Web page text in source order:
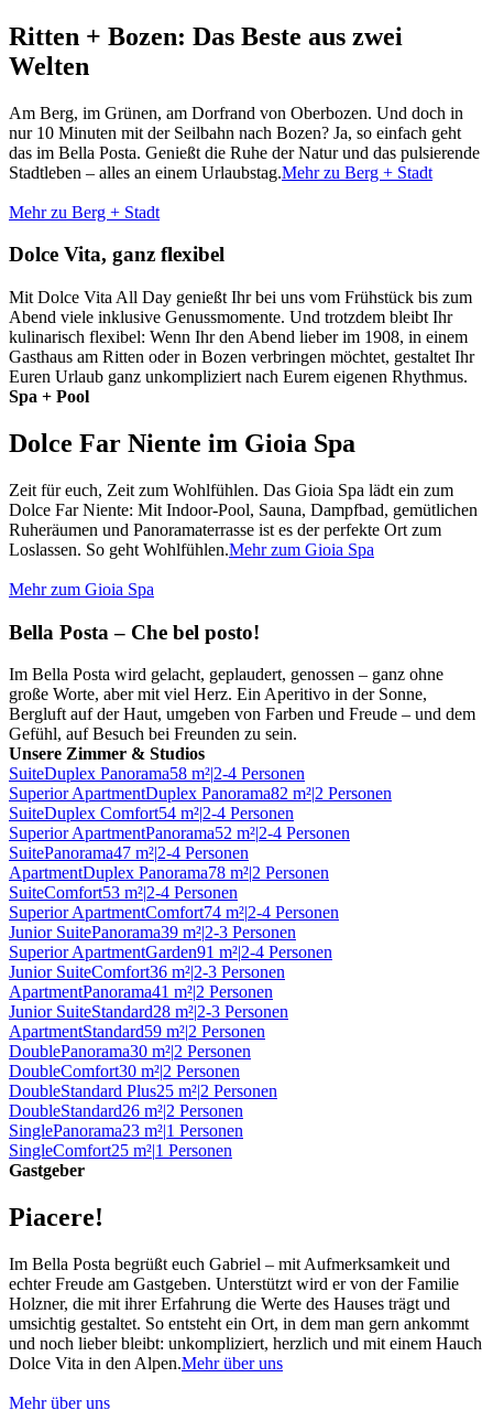
Ritten + Bozen: Das Beste aus zwei
Welten
Am Berg, im Grünen, am Dorfrand von Oberbozen. Und doch in
nur 10 Minuten mit der Seilbahn nach Bozen? Ja, so einfach geht
das im Bella Posta. Genießt die Ruhe der Natur und das pulsierende
Stadtleben – alles an einem Urlaubstag.Mehr zu Berg + Stadt
Mehr zu Berg + Stadt
Dolce Vita, ganz flexibel
Mit Dolce Vita All Day genießt Ihr bei uns vom Frühstück bis zum
Abend viele inklusive Genussmomente. Und trotzdem bleibt Ihr
kulinarisch flexibel: Wenn Ihr den Abend lieber im 1908, in einem
Gasthaus am Ritten oder in Bozen verbringen möchtet, gestaltet Ihr
Euren Urlaub ganz unkompliziert nach Eurem eigenen Rhythmus.
Spa + Pool
Dolce Far Niente im Gioia Spa
Zeit für euch, Zeit zum Wohlfühlen. Das Gioia Spa lädt ein zum
Dolce Far Niente: Mit Indoor-Pool, Sauna, Dampfbad, gemütlichen
Ruheräumen und Panoramaterrasse ist es der perfekte Ort zum
Loslassen. So geht Wohlfühlen.Mehr zum Gioia Spa
Mehr zum Gioia Spa
Bella Posta – Che bel posto!
Im Bella Posta wird gelacht, geplaudert, genossen – ganz ohne
große Worte, aber mit viel Herz. Ein Aperitivo in der Sonne,
Bergluft auf der Haut, umgeben von Farben und Freude – und dem
Gefühl, auf Besuch bei Freunden zu sein.
Unsere Zimmer & Studios
SuiteDuplex Panorama58 m²|2-4 Personen
Superior ApartmentDuplex Panorama82 m²|2 Personen
SuiteDuplex Comfort54 m²|2-4 Personen
Superior ApartmentPanorama52 m²|2-4 Personen
SuitePanorama47 m²|2-4 Personen
ApartmentDuplex Panorama78 m²|2 Personen
SuiteComfort53 m²|2-4 Personen
Superior ApartmentComfort74 m²|2-4 Personen
Junior SuitePanorama39 m²|2-3 Personen
Superior ApartmentGarden91 m²|2-4 Personen
Junior SuiteComfort36 m²|2-3 Personen
ApartmentPanorama41 m²|2 Personen
Junior SuiteStandard28 m²|2-3 Personen
ApartmentStandard59 m²|2 Personen
DoublePanorama30 m²|2 Personen
DoubleComfort30 m²|2 Personen
DoubleStandard Plus25 m²|2 Personen
DoubleStandard26 m²|2 Personen
SinglePanorama23 m²|1 Personen
SingleComfort25 m²|1 Personen
Gastgeber
Piacere!
Im Bella Posta begrüßt euch Gabriel – mit Aufmerksamkeit und
echter Freude am Gastgeben. Unterstützt wird er von der Familie
Holzner, die mit ihrer Erfahrung die Werte des Hauses trägt und
umsichtig gestaltet. So entsteht ein Ort, in dem man gern ankommt
und noch lieber bleibt: unkompliziert, herzlich und mit einem Hauch
Dolce Vita in den Alpen.Mehr über uns
Mehr über uns